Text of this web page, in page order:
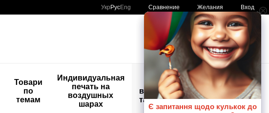
Укр РусEng Сравнение Желания Вход
Мой заказ
Товари
по
темам
Индивидуальная
печать на
воздушных
шарах
Детские
временные
татуировки
🚨🚨🚨
Распродажа
Шары с
рисунком
😀🎈